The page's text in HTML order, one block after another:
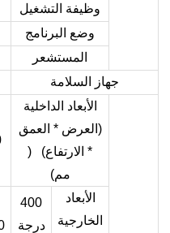
وظيفة التشغيل
وضع البرنامج
المستشعر
جهاز السلامة
الأبعاد الداخلية
(العرض * العمق
* الارتفاع) (
مم)
الأبعاد
الخارجية
400
درجة